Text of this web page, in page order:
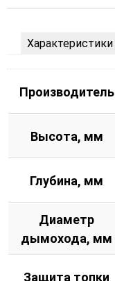
Характеристики
Производитель
Высота, мм
Глубина, мм
Диаметр
дымохода, мм
Защита топки